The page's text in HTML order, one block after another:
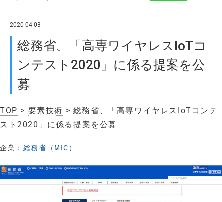
2020-04-03
総務省、「高専ワイヤレスIoTコ
ンテスト2020」に係る提案を公
募
TOP > 要素技術 > 総務省、「高専ワイヤレスIoTコンテ
スト2020」に係る提案を公募
企業： 総務省（MIC）